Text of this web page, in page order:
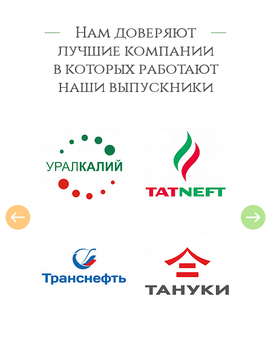
Нам доверяют
лучшие компании
в которых работают
наши выпускники